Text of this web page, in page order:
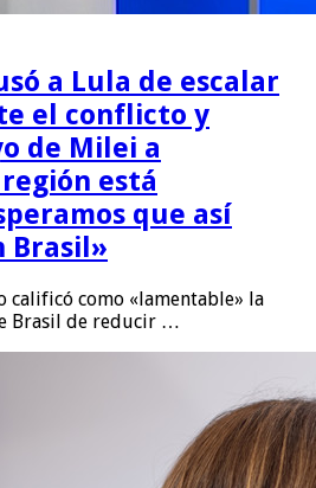
a Lula de escalar
el conflicto y
de Milei a
está
que así
Brasil»
calificó como «lamentable» la
Brasil de reducir …